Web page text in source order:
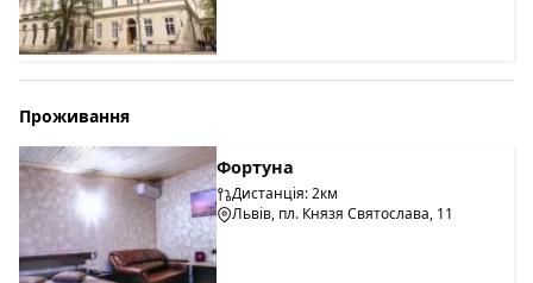
Проживання
Фортуна
Дистанція: 2км
Львів, пл. Князя Святослава, 11